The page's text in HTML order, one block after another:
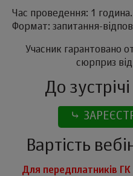
Час проведення: 1 година.
Формат: запитання-
Учасник гарантовано
сюрприз
До
⤷
Вартість
Для передплатників